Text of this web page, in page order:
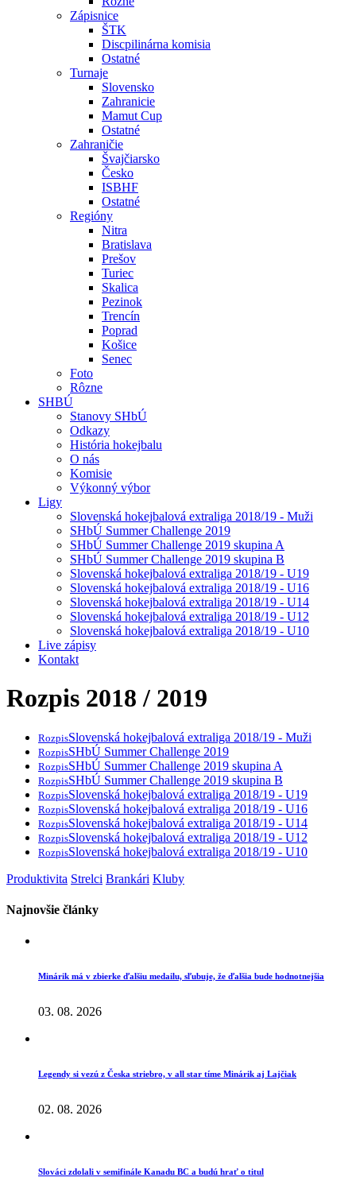
Zápisnice
ŠTK
Discpilinárna komisia
Ostatné
Turnaje
Slovensko
Zahranicie
Mamut Cup
Ostatné
Zahraničie
Švajčiarsko
Česko
ISBHF
Ostatné
Regióny
Nitra
Bratislava
Prešov
Turiec
Skalica
Pezinok
Trencín
Poprad
Košice
Senec
Foto
Rôzne
SHBÚ
Stanovy SHbÚ
Odkazy
História hokejbalu
O nás
Komisie
Výkonný výbor
Ligy
Slovenská hokejbalová extraliga 2018/19 - Muži
SHbÚ Summer Challenge 2019
SHbÚ Summer Challenge 2019 skupina A
SHbÚ Summer Challenge 2019 skupina B
Slovenská hokejbalová extraliga 2018/19 - U19
Slovenská hokejbalová extraliga 2018/19 - U16
Slovenská hokejbalová extraliga 2018/19 - U14
Slovenská hokejbalová extraliga 2018/19 - U12
Slovenská hokejbalová extraliga 2018/19 - U10
Live zápisy
Kontakt
Rozpis 2018 / 2019
RozpisSlovenská hokejbalová extraliga 2018/19 - Muži
RozpisSHbÚ Summer Challenge 2019
RozpisSHbÚ Summer Challenge 2019 skupina A
RozpisSHbÚ Summer Challenge 2019 skupina B
RozpisSlovenská hokejbalová extraliga 2018/19 - U19
RozpisSlovenská hokejbalová extraliga 2018/19 - U16
RozpisSlovenská hokejbalová extraliga 2018/19 - U14
RozpisSlovenská hokejbalová extraliga 2018/19 - U12
RozpisSlovenská hokejbalová extraliga 2018/19 - U10
Produktivita Strelci Brankári Kluby
Najnovšie články
Minárik má v zbierke ďalšiu medailu, sľubuje, že ďalšia bude hodnotnejšia
03. 08. 2026
Legendy si vezú z Česka striebro, v all star tíme Minárik aj Lajčiak
02. 08. 2026
Slováci zdolali v semifinále Kanadu BC a budú hrať o titul